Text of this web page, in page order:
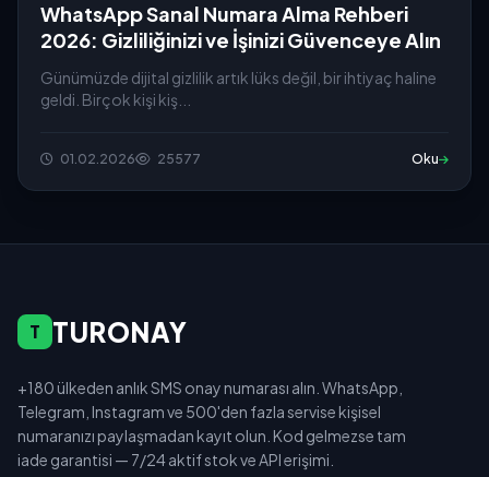
WhatsApp Sanal Numara Alma Rehberi
2026: Gizliliğinizi ve İşinizi Güvenceye Alın
Günümüzde dijital gizlilik artık lüks değil, bir ihtiyaç haline
geldi. Birçok kişi kiş...
01.02.2026 25577 Oku
T TURONAY
+180 ülkeden anlık SMS onay numarası alın. WhatsApp,
Telegram, Instagram ve 500'den fazla servise kişisel
numaranızı paylaşmadan kayıt olun. Kod gelmezse tam
iade garantisi — 7/24 aktif stok ve API erişimi.